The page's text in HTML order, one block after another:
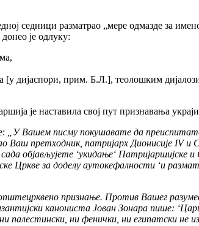
седници разматрао „мере одмазде за
је одлуку:
дијаспори, прим. Б.Л.], теолошким
је наставила свој пут признавања
„У Вашем писму покушавате да
Ваш претходник, патријарх Дионисије IV
објављујете ‘укидањe‘ Патријаршијске и
Цркве за доделу аутокефалности ‘и
признање. Против Bашег
канониста Јован Зонара пише:
ни фенички, ни египатски не